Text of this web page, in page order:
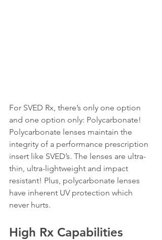
For SVED Rx, there’s only one option
and one option only: Polycarbonate!
Polycarbonate lenses maintain the
integrity of a performance prescription
insert like SVED’s. The lenses are ultra-
thin, ultra-lightweight and impact
resistant! Plus, polycarbonate lenses
have inherent UV protection which
never hurts.
High Rx Capabilities